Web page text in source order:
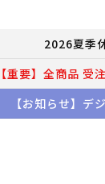
2026夏季
【重要】全商品 受
【お知らせ】デ